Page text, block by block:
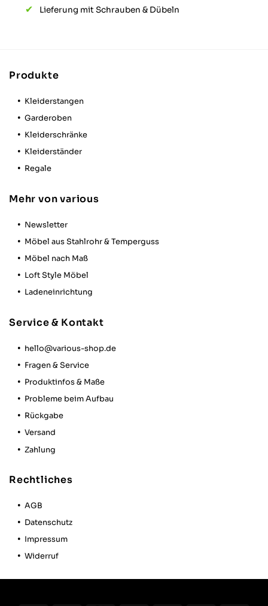
Lieferung mit Schrauben & Dübeln
Produkte
Kleiderstangen
Garderoben
Kleiderschränke
Kleiderständer
Regale
Mehr von various
Newsletter
Möbel aus Stahlrohr & Temperguss
Möbel nach Maß
Loft Style Möbel
Ladeneinrichtung
Service & Kontakt
hello@various-shop.de
Fragen & Service
Produktinfos & Maße
Probleme beim Aufbau
Rückgabe
Versand
Zahlung
Rechtliches
AGB
Datenschutz
Impressum
Widerruf